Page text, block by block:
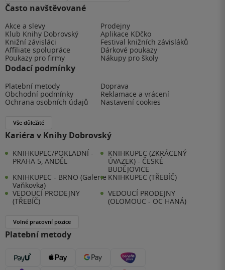
Často navštěvované
Akce a slevy
Prodejny
Klub Knihy Dobrovský
Aplikace KDčko
Knižní závisláci
Festival knižních závisláků
Affiliate spolupráce
Dárkové poukazy
Poukazy pro firmy
Nákupy pro školy
Dodací podmínky
Platební metody
Doprava
Obchodní podmínky
Reklamace a vrácení
Ochrana osobních údajů
Nastavení cookies
Vše důležité
Kariéra v Knihy Dobrovský
KNIHKUPEC/POKLADNÍ -
PRAHA 5, ANDĚL
KNIHKUPEC (ZKRÁCENÝ
ÚVAZEK) - ČESKÉ
BUDĚJOVICE
KNIHKUPEC - BRNO (Galerie
Vaňkovka)
KNIHKUPEC (TŘEBÍČ)
VEDOUCÍ PRODEJNY
(TŘEBÍČ)
VEDOUCÍ PRODEJNY
(OLOMOUC - OC HANÁ)
Volné pracovní pozice
Platební metody